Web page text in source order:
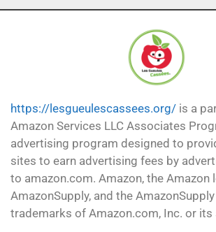
https://lesgueulescassees.org/ is a
Amazon Services LLC Associates
advertising program designed to
sites to earn advertising fees by
to amazon.com. Amazon, the Amazon
AmazonSupply, and the
trademarks of Amazon.com, Inc. or its